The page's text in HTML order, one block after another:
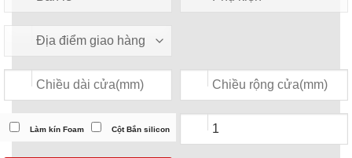
Làm kín Foam Cột Bắn silicon